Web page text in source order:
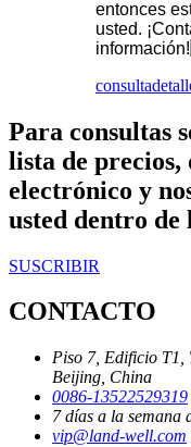
entonces
usted.
información!
consulta
Para consultas
lista de precios,
electrónico y
usted dentro de
SUSCRIBIR
CONTACTO
Piso 7, Edificio T1,
Beijing, China
0086-13522529319
7 días a la semana
vip@land-well.com